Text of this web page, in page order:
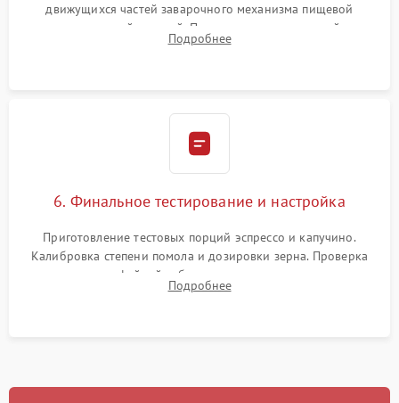
движущихся частей заварочного механизма пищевой
силиконовой смазкой. Проведение программной
декальцинации и очистки системы от кофейных масел.
Подробнее
6. Финальное тестирование и настройка
Приготовление тестовых порций эспрессо и капучино.
Калибровка степени помола и дозировки зерна. Проверка
плотности кофейной таблетки, температуры напитка и
качества молочной пены. Контроль отсутствия посторонних
Подробнее